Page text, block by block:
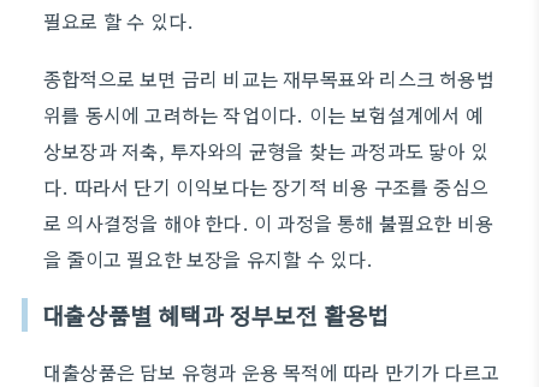
필요로 할 수 있다.
종합적으로 보면 금리 비교는 재무목표와 리스크 허용범
위를 동시에 고려하는 작업이다. 이는 보험설계에서 예
상보장과 저축, 투자와의 균형을 찾는 과정과도 닿아 있
다. 따라서 단기 이익보다는 장기적 비용 구조를 중심으
로 의사결정을 해야 한다. 이 과정을 통해 불필요한 비용
을 줄이고 필요한 보장을 유지할 수 있다.
대출상품별 혜택과 정부보전 활용법
대출상품은 담보 유형과 운용 목적에 따라 만기가 다르고